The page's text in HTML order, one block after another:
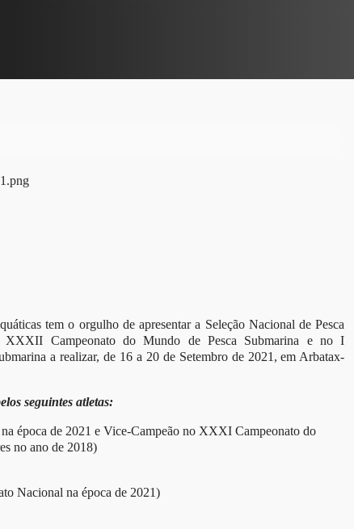
tem o orgulho de apresentar a Seleção Nacional de Pesca
XXXII Campeonato do Mundo de Pesca Submarina e no I
a realizar, de 16 a 20 de Setembro de 2021, em Arbatax-
seguintes atletas:
época de 2021 e Vice-Campeão no XXXI Campeonato do
no ano de 2018)
Nacional na época de 2021)